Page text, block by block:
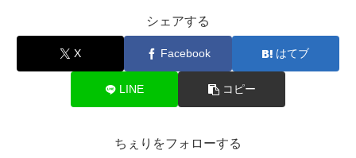
シェアする
X Facebook はてブ
LINE コピー
ちぇりをフォローする